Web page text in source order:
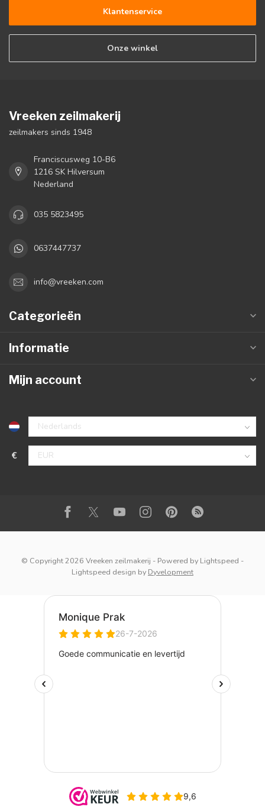
Klantenservice
Onze winkel
Vreeken zeilmakerij
zeilmakers sinds 1948
Franciscusweg 10-B6
1216 SK Hilversum
Nederland
035 5823495
0637447737
info@vreeken.com
Categorieën
Informatie
Mijn account
€
© Copyright 2026 Vreeken zeilmakerij - Powered by Lightspeed -
Lightspeed design by Dyvelopment